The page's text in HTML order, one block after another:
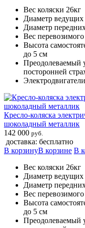
Вес коляски 26кг
Диаметр ведущих
Диаметр
Вес
Высота
до 5 см
Преодолеваемый
посторонней
Кресло-коляска
шоколадный металлик
142 000 руб.
доставка: бесплатно
В корзинуВ корзине В
Вес коляски 26кг
Диаметр ведущих
Диаметр
Вес
Высота
до 5 см
Преодолеваемый